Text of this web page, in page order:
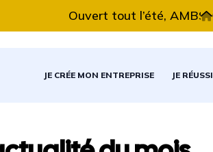
Ouvert tout l’été, AMBS
JE CRÉE MON ENTREPRISE JE